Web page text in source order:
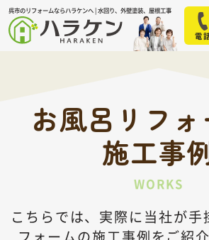
呉市のリフォームならハラケンへ | 水回り、外壁塗装、屋根工事
電
お風呂リフォ
施工事
WORKS
こちらでは、実際に当社が手